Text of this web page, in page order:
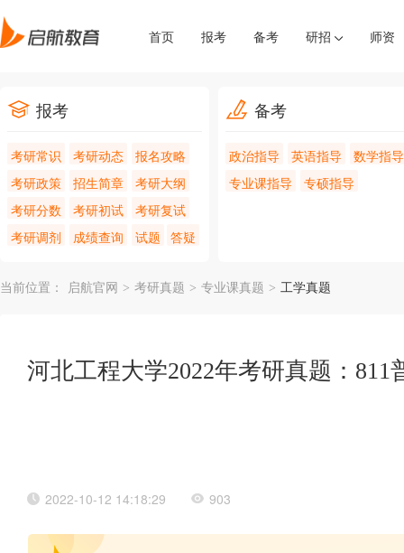
首页 报考 备考 研招 师资
报考
考研常识 考研动态
报名攻略
考研政策
招生简章
考研大纲
考研分数
考研初试
考研复试
考研调剂
成绩查询 试题 答疑
备考
政治指导 英语指导
数学指导
专业课指导
专硕指导
当前位置： 启航官网 > 考研真题 > 专业课真题 > 工学真题
河北工程大学2022年考研真题：811
2022-10-12 14:18:29 903